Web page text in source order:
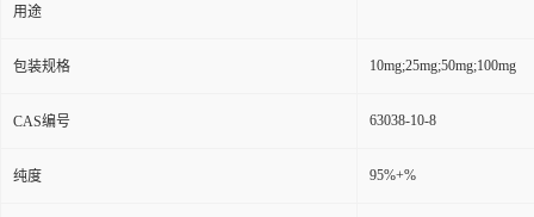
用途
包装规格 10mg;25mg;50mg;100mg
CAS编号 63038-10-8
纯度 95%+%